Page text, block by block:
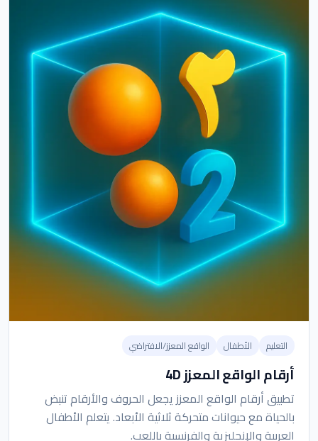
التعليم الأطفال الواقع المعزز/الافتراضي
أرقام الواقع المعزز 4D
تطبيق أرقام الواقع المعزز يجعل الحروف والأرقام تنبض
بالحياة مع حيوانات متحركة ثلاثية الأبعاد. يتعلم الأطفال
العربية والإنجليزية والفرنسية باللعب.